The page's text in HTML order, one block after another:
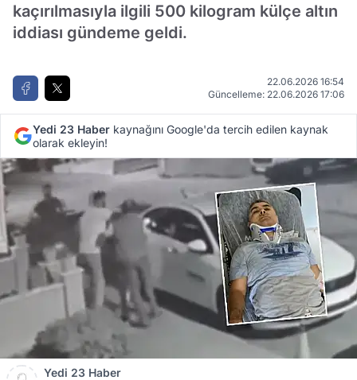
kaçırılmasıyla ilgili 500 kilogram külçe altın
iddiası gündeme geldi.
22.06.2026 16:54
Güncelleme: 22.06.2026 17:06
Yedi 23 Haber kaynağını Google'da tercih edilen kaynak
olarak ekleyin!
Yedi 23 Haber